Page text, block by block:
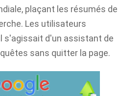
plaçant les résumés de
Les utilisateurs
s'agissait d'un assistant de
sans quitter la page.